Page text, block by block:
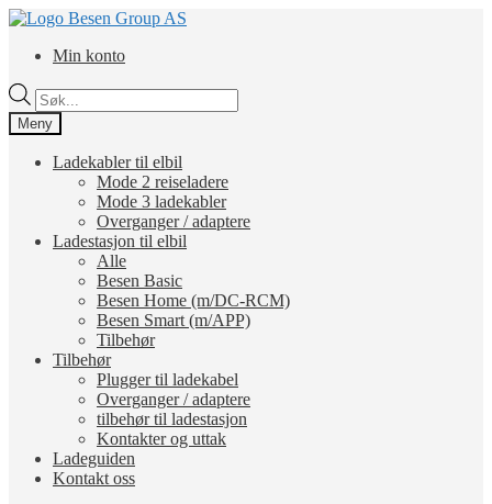
Hopp
navigasjon
Hopp
innholdMin konto
Products
search
Meny
Ladekabler til elbil
Mode 2 reiseladere
Mode 3 ladekabler
Overganger / adaptere
Ladestasjon til elbil
Alle
Besen Basic
Besen Home (m/DC-RCM)
Besen Smart (m/APP)
Tilbehør
Tilbehør
Plugger til ladekabel
Overganger / adaptere
tilbehør til ladestasjon
Kontakter og uttak
Ladeguiden
Kontakt oss